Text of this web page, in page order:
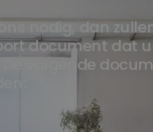
nodig, dan
document dat
volgende